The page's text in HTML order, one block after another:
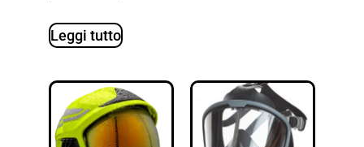
Leggi tutto